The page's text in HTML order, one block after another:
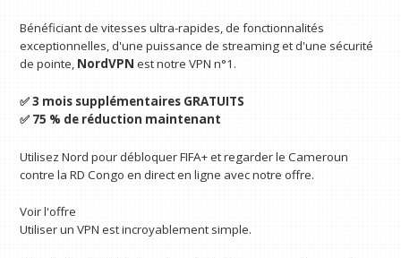
Bénéficiant de vitesses ultra-rapides, de fonctionnalités
exceptionnelles, d'une puissance de streaming et d'une sécurité
de pointe, NordVPN est notre VPN n°1.
✅ 3 mois supplémentaires GRATUITS
✅ 75 % de réduction maintenant
Utilisez Nord pour débloquer FIFA+ et regarder le Cameroun
contre la RD Congo en direct en ligne avec notre offre.
Voir l'offre
Utiliser un VPN est incroyablement simple.